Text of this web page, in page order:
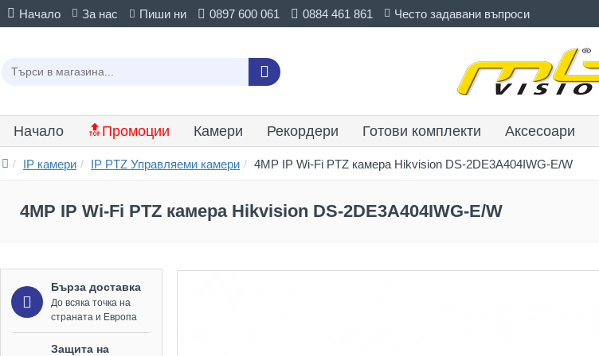
Начало За нас Пиши ни 0897 600 061 0884 461 861 Често задавани въпроси
Начало 🔝Промоции Камери Рекордери Готови комплекти Аксесоари
IP камери IP PTZ Управляеми камери 4MP IP Wi-Fi PTZ камера Hikvision DS-2DE3A404IWG-E/W
4MP IP Wi-Fi PTZ камера Hikvision DS-2DE3A404IWG-E/W
Бърза доставка
До всяка точка на
страната и Европа
Защита на